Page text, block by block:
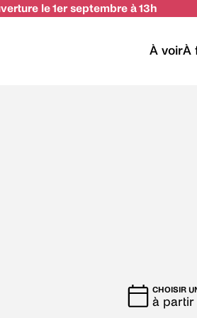
le 1er septembre à 13h
À voirÀ
CHOISIR
à partir
Sélectionnez